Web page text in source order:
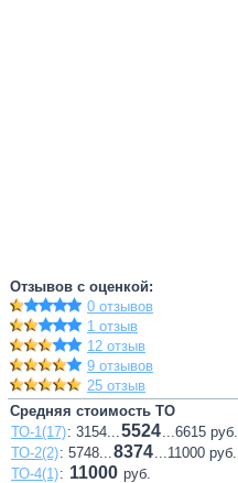
Отзывов с оценкой:
0 отзывов
1 отзыв
12 отзыв
9 отзывов
25 отзыв
Средняя стоимость ТО
ТО-1(17): 3154...5524...6615 руб.
ТО-2(2): 5748...8374...11000 руб.
ТО-4(1): 11000 руб.